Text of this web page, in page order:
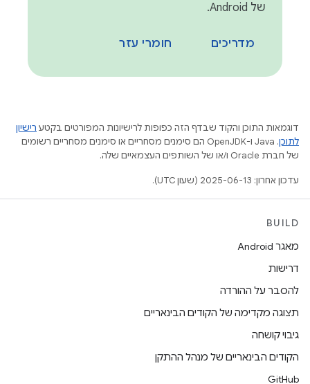
של Android.
מדריכים חומרי עזר
דוגמאות התוכן והקוד שבדף הזה כפופות לרישיונות המפורטים בקטע רישיון
לתוכן
.‏ Java ו-OpenJDK הם סימנים מסחריים או סימנים מסחריים רשומים
של חברת Oracle ו/או של השותפים העצמאיים שלה.
עדכון אחרון: 2025-06-13 (שעון UTC).
BUILD
מאגר Android
דרישות
להסבר על ההורדה
תצוגה מקדימה של הקודים הבינאריים
גיבוי קושחה
הקודים הבינאריים של מנהל ההתקן
GitHub